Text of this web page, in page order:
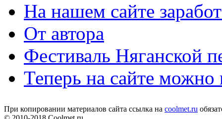
На нашем сайте
От автора
Фестиваль Няганской
Теперь на сайте можно
При копировании материалов сайта ссылка на coolmet.ru